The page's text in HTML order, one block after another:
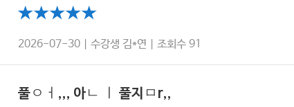
2026-07-30 | 수강생 김*연 | 조회수 91
풀ㅇㅓ,,, 아ㄴ ㅣ 풀지ㅁr,,